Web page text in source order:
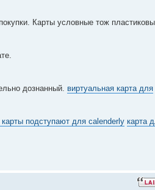
Карты условные тож
дознанный. виртуальная карта для
карты подступают для calenderly карта